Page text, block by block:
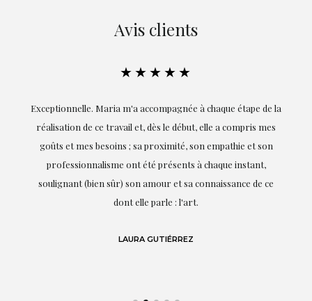
Avis clients
★★★★★
Exceptionnelle. Maria m'a accompagnée à chaque étape de la
réalisation de ce travail et, dès le début, elle a compris mes
goûts et mes besoins ; sa proximité, son empathie et son
professionnalisme ont été présents à chaque instant,
soulignant (bien sûr) son amour et sa connaissance de ce
dont elle parle : l'art.
LAURA GUTIÉRREZ